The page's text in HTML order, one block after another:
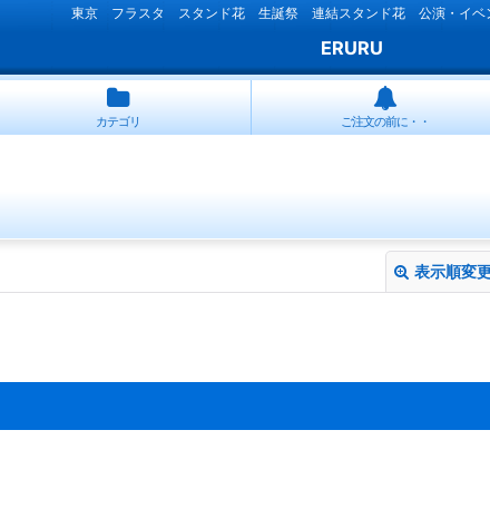
東京 フラスタ スタンド花 生誕祭 連結スタンド花 公演・イベン
ERURU
カテゴリ ご注文の前に・・
表示順変